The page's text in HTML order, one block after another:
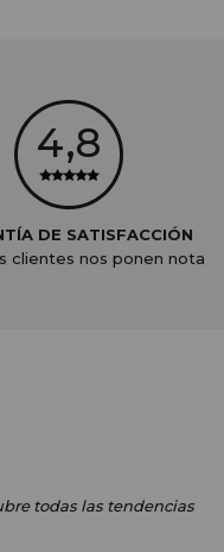
DE SATISFACCIÓN
clientes nos ponen nota
todas las tendencias